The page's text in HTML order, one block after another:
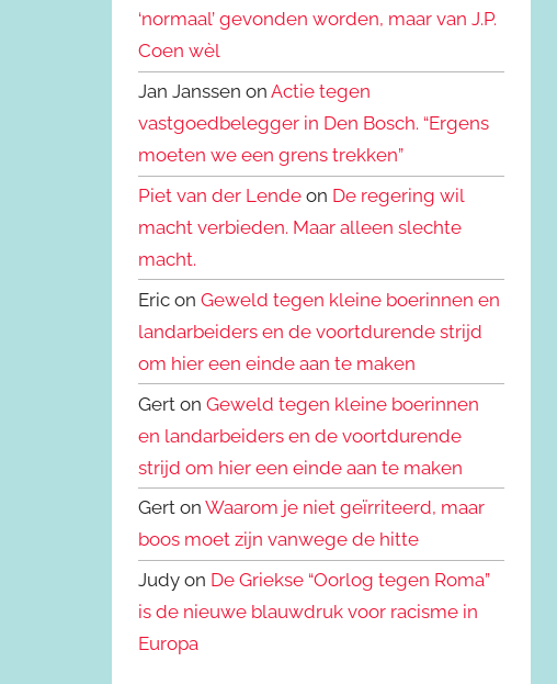
‘normaal’ gevonden worden, maar van J.P.
Coen wèl
Jan Janssen onActie tegen
vastgoedbelegger in Den Bosch. “Ergens
moeten we een grens trekken”
Piet van der Lende on De regering wil
macht verbieden. Maar alleen slechte
macht.
Eric onGeweld tegen kleine boerinnen en
landarbeiders en de voortdurende strijd
om hier een einde aan te maken
Gert onGeweld tegen kleine boerinnen
en landarbeiders en de voortdurende
strijd om hier een einde aan te maken
Gert onWaarom je niet geïrriteerd, maar
boos moet zijn vanwege de hitte
Judy on De Griekse “Oorlog tegen Roma”
is de nieuwe blauwdruk voor racisme in
Europa